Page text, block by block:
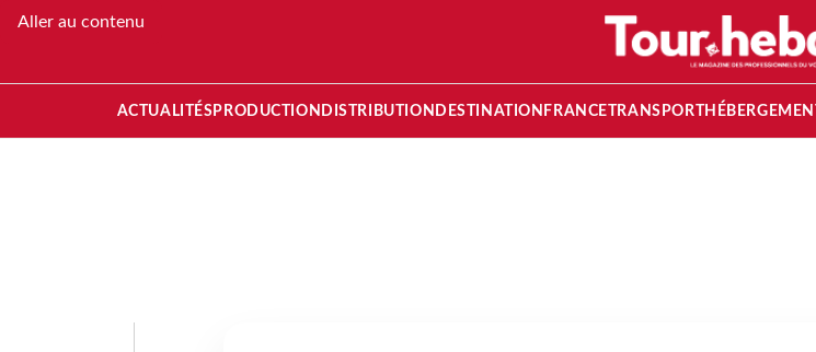
Aller au contenu
ACTUALITÉS PRODUCTION DISTRIBUTION DESTINATION FRANCETRANSPORT